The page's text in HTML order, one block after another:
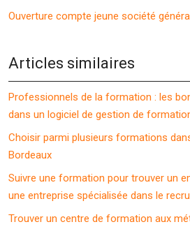
Ouverture compte jeune société
Articles similaires
Professionnels de la formation : les
dans un logiciel de gestion de
Choisir parmi plusieurs formations
Bordeaux
Suivre une formation pour trouver un
une entreprise spécialisée dans le
Trouver un centre de formation aux